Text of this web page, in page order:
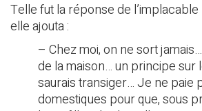
Telle fut la réponse de
elle ajouta :
– Chez moi, on ne sort
de la maison… un principe sur
saurais transiger… Je ne paie
domestiques pour que, sous